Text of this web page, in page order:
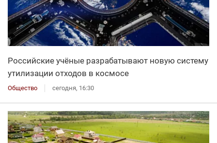
Российские учёные разрабатывают новую систему
утилизации отходов в космосе
Общество сегодня, 16:30